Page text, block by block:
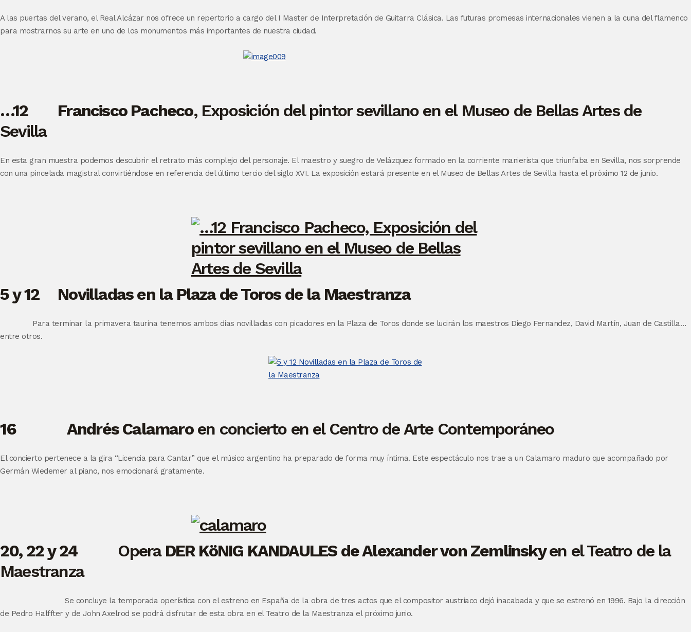
A las puertas del verano, el Real Alcázar nos ofrece un repertorio a cargo del I Master de Interpretación de Guitarra Clásica. Las futuras promesas internacionales vienen a la cuna del flamenco
para mostrarnos su arte en uno de los monumentos más importantes de nuestra ciudad.
…12 Francisco Pacheco, Exposición del pintor sevillano en el Museo de Bellas Artes de
Sevilla
En esta gran muestra podemos descubrir el retrato más complejo del personaje. El maestro y suegro de Velázquez formado en la corriente manierista que triunfaba en Sevilla, nos sorprende
con una pincelada magistral convirtiéndose en referencia del último tercio del siglo XVI. La exposición estará presente en el Museo de Bellas Artes de Sevilla hasta el próximo 12 de junio.
5 y 12 Novilladas en la Plaza de Toros de la Maestranza
Para terminar la primavera taurina tenemos ambos días novilladas con picadores en la Plaza de Toros donde se lucirán los maestros Diego Fernandez, David Martín, Juan de Castilla…
entre otros.
16 Andrés Calamaroen concierto en el Centro de Arte Contemporáneo
El concierto pertenece a la gira “Licencia para Cantar” que el músico argentino ha preparado de forma muy íntima. Este espectáculo nos trae a un Calamaro maduro que acompañado por
Germán Wiedemer al piano, nos emocionará gratamente.
20, 22 y 24 OperaDER KöNIG KANDAULES de Alexander von Zemlinskyen el Teatro de la
Maestranza
Se concluye la temporada operística con el estreno en España de la obra de tres actos que el compositor austriaco dejó inacabada y que se estrenó en 1996. Bajo la dirección
de Pedro Halffter y de John Axelrod se podrá disfrutar de esta obra en el Teatro de la Maestranza el próximo junio.